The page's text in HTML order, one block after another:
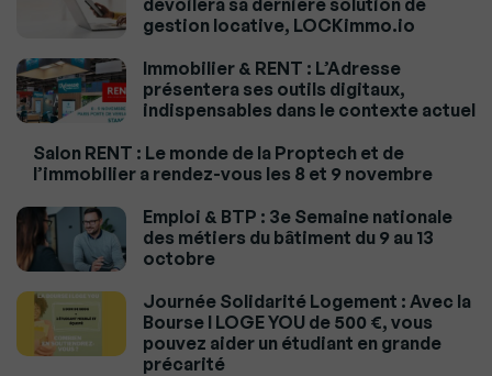
gestion locative, LOCKimmo.io
Immobilier & RENT : L’Adresse
présentera ses outils digitaux,
indispensables dans le contexte actuel
Salon RENT : Le monde de la Proptech et de
l’immobilier a rendez-vous les 8 et 9 novembre
Emploi & BTP : 3e Semaine nationale
des métiers du bâtiment du 9 au 13
octobre
Journée Solidarité Logement : Avec la
Bourse I LOGE YOU de 500 €, vous
pouvez aider un étudiant en grande
précarité